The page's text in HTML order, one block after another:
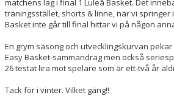
matchens lag i final 1 Luleå Basket. Det
träningsstället, shorts & linne, när vi springer
Basket inte går till final hittar vi på någon
En grym säsong och utvecklingskurvan
Easy Basket-sammandrag men också
26 testat lira mot spelare som är ett-två år
Tack för i vinter. Vilket gäng!!